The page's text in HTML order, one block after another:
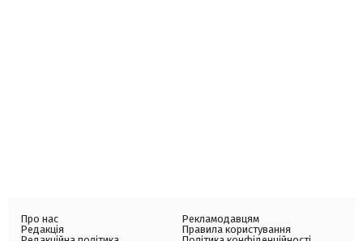
Про нас
Редакція
Рекламодавцям
Правила користування